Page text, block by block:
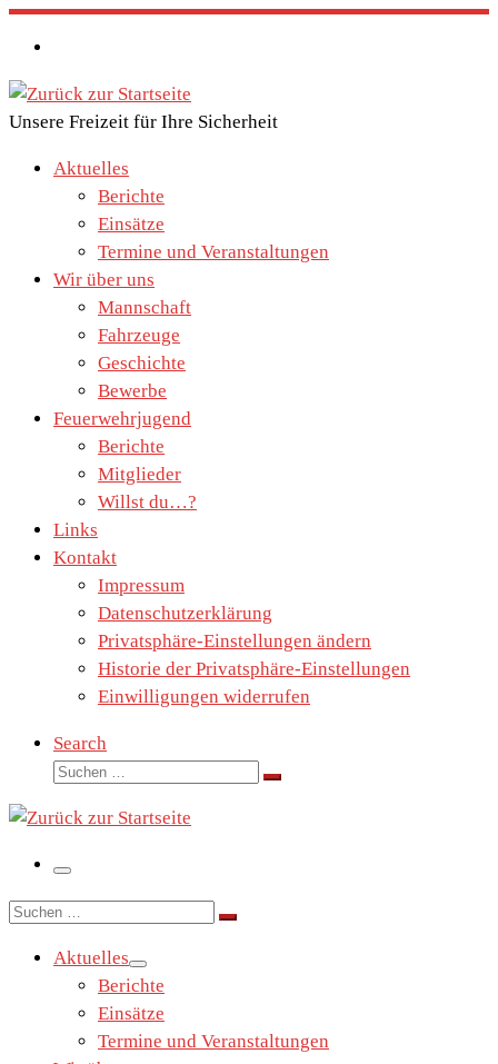
Zum
Inhalt
springen
Unsere Freizeit für Ihre Sicherheit
Aktuelles
Berichte
Einsätze
Termine und Veranstaltungen
Wir über uns
Mannschaft
Fahrzeuge
Geschichte
Bewerbe
Feuerwehrjugend
Berichte
Mitglieder
Willst du…?
Links
Kontakt
Impressum
Datenschutzerklärung
Privatsphäre-Einstellungen ändern
Historie der Privatsphäre-Einstellungen
Einwilligungen widerrufen
Search
Suche
Suchen …
Menü
Suche
Suchen …
Aktuelles
Berichte
Einsätze
Termine und Veranstaltungen